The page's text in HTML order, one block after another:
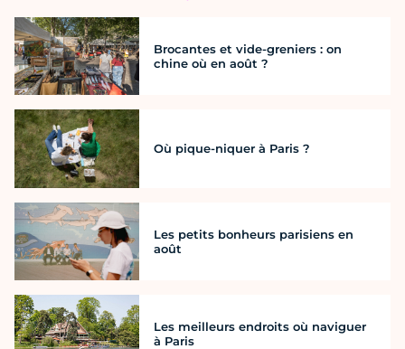
Brocantes et vide-greniers : on
chine où en août ?
Où pique-niquer à Paris ?
Les petits bonheurs parisiens en
août
Les meilleurs endroits où naviguer
à Paris